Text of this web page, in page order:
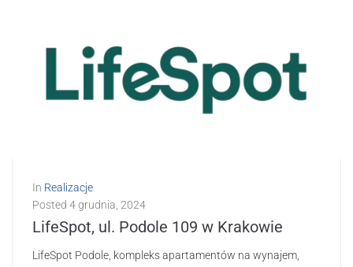
In Realizacje
Posted 4 grudnia, 2024
LifeSpot, ul. Podole 109 w Krakowie
LifeSpot Podole, kompleks apartamentów na wynajem,